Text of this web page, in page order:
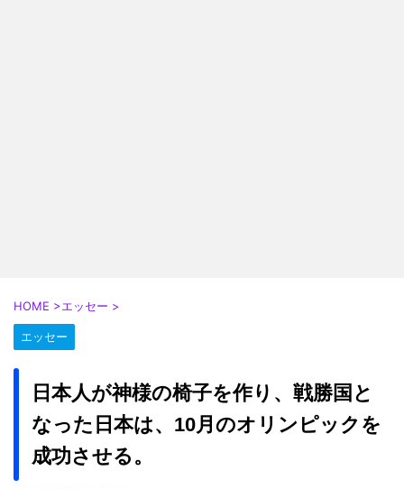
HOME >エッセー >
エッセー
日本人が神様の椅子を作り、戦勝国と
なった日本は、10月のオリンピックを
成功させる。